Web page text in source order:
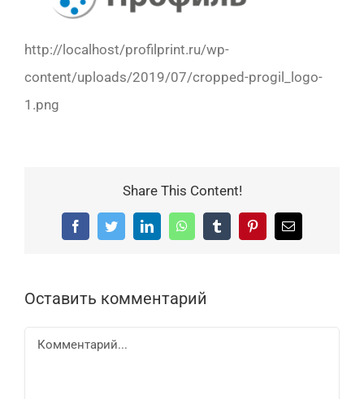
http://localhost/profilprint.ru/wp-
content/uploads/2019/07/cropped-progil_logo-
1.png
Share This Content!
FacebookTwitterLinkedInWhatsAppTumblrPinterestEmail
Оставить комментарий
Комментарий